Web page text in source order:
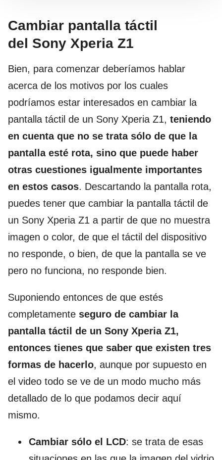
Cambiar pantalla táctil
del Sony Xperia Z1
Bien, para comenzar deberíamos hablar
acerca de los motivos por los cuales
podríamos estar interesados en cambiar la
pantalla táctil de un Sony Xperia Z1, teniendo
en cuenta que no se trata sólo de que la
pantalla esté rota, sino que puede haber
otras cuestiones igualmente importantes
en estos casos. Descartando la pantalla rota,
puedes tener que cambiar la pantalla táctil de
un Sony Xperia Z1 a partir de que no muestra
imagen o color, de que el táctil del dispositivo
no responde, o bien, de que la pantalla se ve
pero no funciona, no responde bien.
Suponiendo entonces de que estés
completamente seguro de cambiar la
pantalla táctil de un Sony Xperia Z1,
entonces tienes que saber que existen tres
formas de hacerlo, aunque por supuesto en
el video todo se ve de un modo mucho más
detallado de lo que podamos decir aquí
mismo.
Cambiar sólo el LCD: se trata de esas